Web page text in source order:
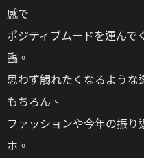
感で
ポジティブムードを運ん
臨。
思わず觸れたくなるよう
もちろん、
ファッションや今年の振
ホ。